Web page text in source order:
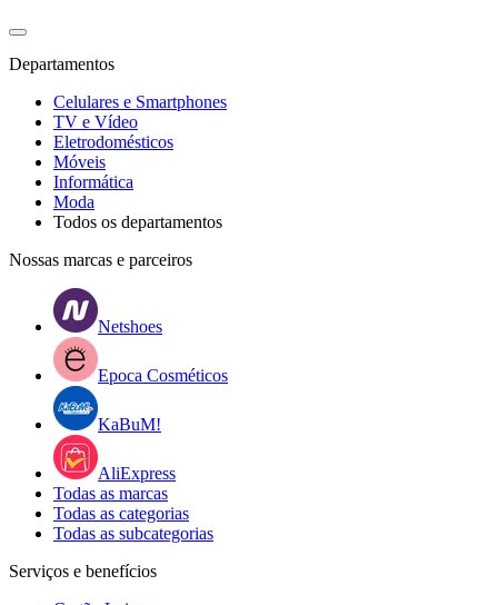
Departamentos
Celulares e Smartphones
TV e Vídeo
Eletrodomésticos
Móveis
Informática
Moda
Todos os departamentos
Nossas marcas e parceiros
Netshoes
Epoca Cosméticos
KaBuM!
AliExpress
Todas as marcas
Todas as categorias
Todas as subcategorias
Serviços e benefícios